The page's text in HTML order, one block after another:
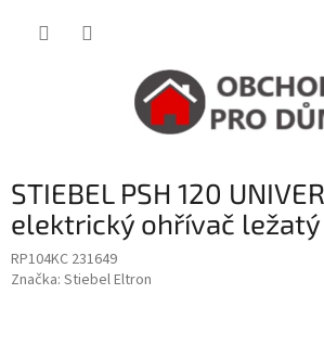
STIEBEL PSH 120
elektrický ohřívač ležatý
RP104KC 231649
Značka: Stiebel Eltron